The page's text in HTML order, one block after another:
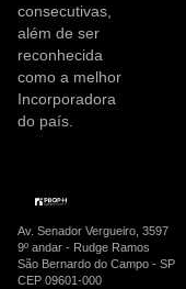
consecutivas,
além de ser
reconhecida
como a melhor
Incorporadora
do país.
Av. Senador Vergueiro, 3597
9º andar - Rudge Ramos
São Bernardo do Campo - SP
CEP 09601-000